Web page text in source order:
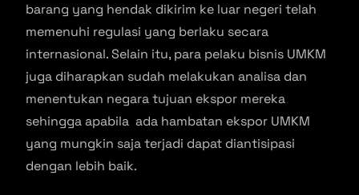
barang yang hendak dikirim ke luar negeri telah
memenuhi regulasi yang berlaku secara
internasional. Selain itu, para pelaku bisnis UMKM
juga diharapkan sudah melakukan analisa dan
menentukan negara tujuan ekspor mereka
sehingga apabila ada hambatan ekspor UMKM
yang mungkin saja terjadi dapat diantisipasi
dengan lebih baik.